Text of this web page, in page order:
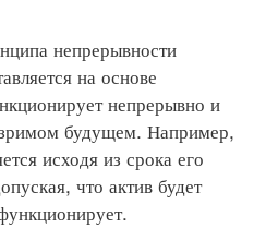
непрерывности
на основе
непрерывно и
будущем. Например,
исходя из срока его
что актив будет